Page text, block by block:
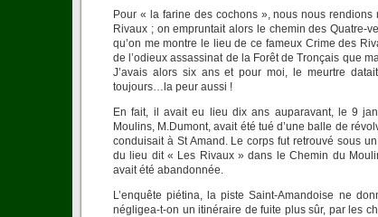
Pour « la farine des cochons », nous nous
Rivaux ; on empruntait alors le chemin des Quatre-
qu’on me montre le lieu de ce fameux Crime des
de l’odieux assassinat de la Forêt de Tronçais que
J’avais alors six ans et pour moi, le meurtre datait
toujours…la peur aussi !
En fait, il avait eu lieu dix ans auparavant, le 9
Moulins, M.Dumont, avait été tué d’une balle de
conduisait à St Amand. Le corps fut retrouvé sous
du lieu dit « Les Rivaux » dans le Chemin du
avait été abandonnée.
L’enquête piétina, la piste Saint-Amandoise ne
négligea-t-on un itinéraire de fuite plus sûr, par les